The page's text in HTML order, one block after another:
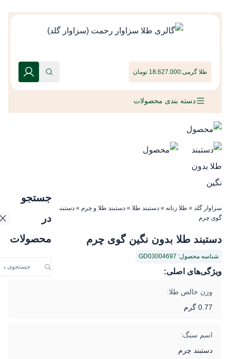
طلا گرمی:18.627.000 تومان
جستجو
در
محصولات
دسته بندی محصولات
سزاوار گلد » طلا زنانه » دستبند طلا » دستبند طلا و چرم » دستبند طلا بدون نگین
گوی چرم
دستبند طلا بدون نگین گوی چرم
شناسه محصول: GD03004697
ویژگی‌های اصلی:
وزن خالص طلا:
0.77 گرم
اسم سنگ:
دستبند چرم